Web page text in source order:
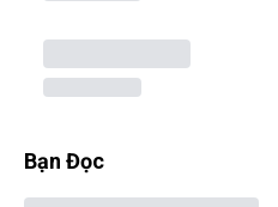
Bạn Đọc